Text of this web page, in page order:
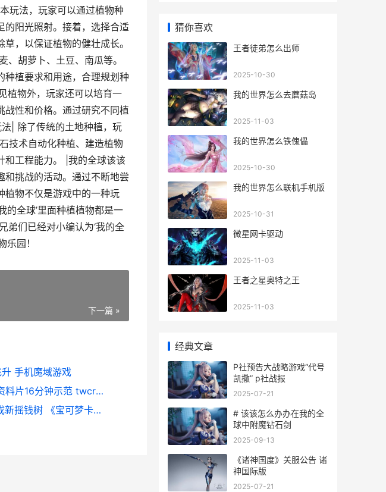
玩法，玩家可以通过植物种
的阳光照射。接着，选择合适
，以保证植物的健壮成长。
、胡萝卜、土豆、南瓜等。
种植要求和用途，合理规划种
植物外，玩家还可以培育一
战性和价格。通过研究不同植
| 除了传统的土地种植，玩
技术自动化种植、建造植物
和工程能力。 |我的全球该该
和挑战的活动。通过不断地尝
植物不仅是游戏中的一种玩
的全球’里面种植植物都是一
弟们已经对小编认为‘我的全
园！
下一篇 »
手机魔域游戏
《骑马和砍杀2》“战帆”资料片16分钟示范 twcrashuploader 骑马与砍杀2
《宝可梦卡牌Pocket》成新摇钱树 《宝可梦卡牌游戏》(PTCG)
猜你喜欢
王者徒弟怎么出师
2025-10-30
我的世界怎么去蘑菇岛
2025-11-03
我的世界怎么铁傀儡
2025-10-30
我的世界怎么联机手机版
2025-10-31
微星网卡驱动
2025-11-03
王者之星奥特之王
2025-11-03
经典文章
P社预告大战略游戏“代号
凯撒” p社战报
2025-07-21
# 该该怎么办办在我的全
球中附魔钻石剑
2025-09-13
《诸神国度》关服公告 诸
神国际版
2025-07-21